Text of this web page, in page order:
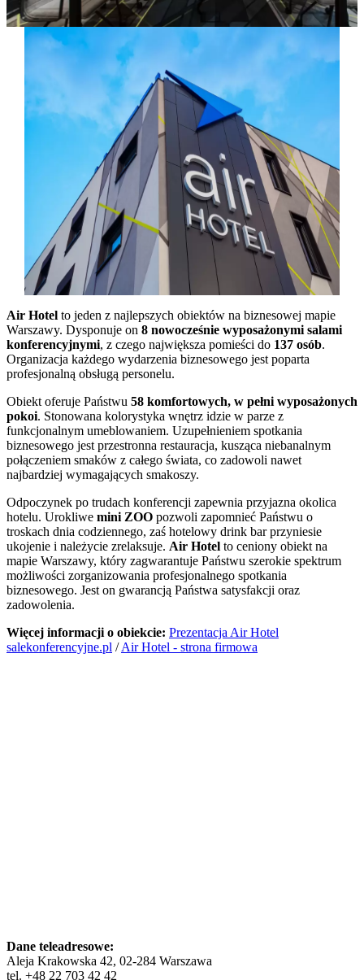
Air Hotel to jeden z najlepszych obiektów na biznesowej mapie
Warszawy. Dysponuje on 8 nowocześnie wyposażonymi salami
konferencyjnymi, z czego największa pomieści do 137 osób.
Organizacja każdego wydarzenia biznesowego jest poparta
profesjonalną obsługą personelu.
Obiekt oferuje Państwu 58 komfortowych, w pełni wyposażonych
pokoi. Stonowana kolorystyka wnętrz idzie w parze z
funkcjonalnym umeblowaniem. Uzupełnieniem spotkania
biznesowego jest przestronna restauracja, kusząca niebanalnym
połączeniem smaków z całego świata, co zadowoli nawet
najbardziej wymagających smakoszy.
Odpoczynek po trudach konferencji zapewnia przyjazna okolica
hotelu. Urokliwe mini ZOO pozwoli zapomnieć Państwu o
troskach dnia codziennego, zaś hotelowy drink bar przyniesie
ukojenie i należycie zrelaksuje. Air Hotel to ceniony obiekt na
mapie Warszawy, który zagwarantuje Państwu szerokie spektrum
możliwości zorganizowania profesjonalnego spotkania
biznesowego. Jest on gwarancją Państwa satysfakcji oraz
zadowolenia.
Więcej informacji o obiekcie: Prezentacja Air Hotel
salekonferencyjne.pl /Air Hotel - strona firmowa
Dane teleadresowe:
Aleja Krakowska 42, 02-284 Warszawa
tel. +48 22 703 42 42